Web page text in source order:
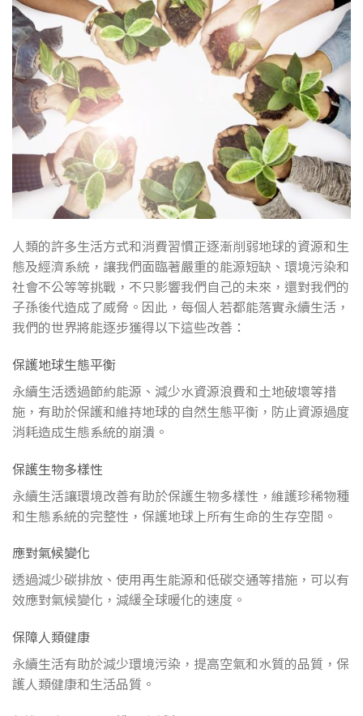
人類的許多生活方式和消費習慣正逐漸削弱地球的資源和生
態及經濟系統，讓我們面臨著嚴重的能源短缺、環境污染和
社會不公等等挑戰，不只影響我們自己的未來，還對我們的
子孫後代造成了威脅。因此，每個人若都能落實永續生活，
我們的世界將能逐步獲得以下這些改善：
保護地球生態平衡
永續生活透過節約能源、減少水資源浪費和土地破壞等措
施，有助於保護和維持地球的自然生態平衡，防止資源過度
消耗造成生態系統的崩潰。
保護生物多樣性
永續生活讓環境改善有助於保護生物多樣性，維護珍稀物種
和生態系統的完整性，保護地球上所有生命的生存空間。
應對氣候變化
透過減少碳排放、使用再生能源和低碳交通等措施，可以有
效應對氣候變化，減緩全球暖化的速度。
保障人類健康
永續生活有助於減少環境污染，提高空氣和水質的品質，保
護人類健康和生活品質。